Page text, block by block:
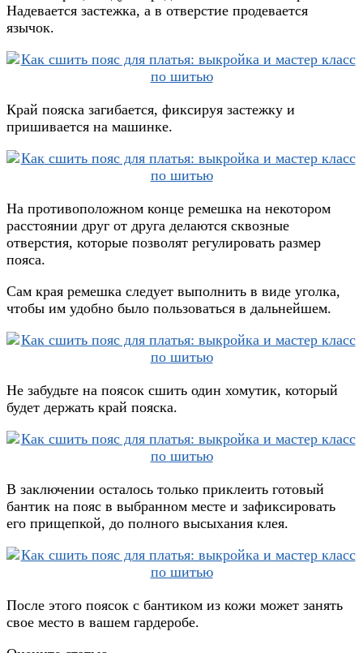
Надевается застежка, а в отверстие продевается
язычок.
Край пояска загибается, фиксируя застежку и
пришивается на машинке.
На противоположном конце ремешка на некотором
расстоянии друг от друга делаются сквозные
отверстия, которые позволят регулировать размер
пояса.
Сам края ремешка следует выполнить в виде уголка,
чтобы им удобно было пользоваться в дальнейшем.
Не забудьте на поясок сшить один хомутик, который
будет держать край пояска.
В заключении осталось только приклеить готовый
бантик на пояс в выбранном месте и зафиксировать
его прищепкой, до полного высыхания клея.
После этого поясок с бантиком из кожи может занять
свое место в вашем гардеробе.